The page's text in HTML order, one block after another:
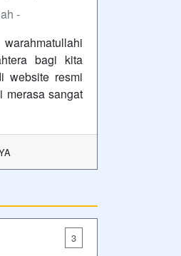
-
bagi kita
website resmi
merasa sangat
3